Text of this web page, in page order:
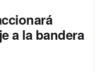
a la bandera